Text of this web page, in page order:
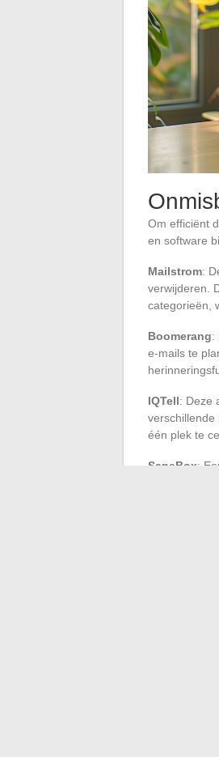
Om efficiënt
en software
Mailstrom:
verwijderen.
categorieën,
Boomerang:
e-mails te
IQTell: Deze
verschillende
één plek te
SaneBox: